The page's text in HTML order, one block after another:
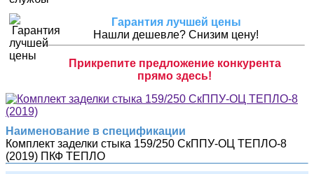
Гарантия лучшей цены
Нашли дешевле? Снизим цену!
Прикрепите предложение конкурента
прямо здесь!
Наименование в спецификации
Комплект заделки стыка 159/250 СкППУ-ОЦ ТЕПЛО-8
(2019) ПКФ ТЕПЛО